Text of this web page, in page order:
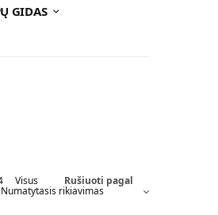
GIDAS
Visus Rušiuoti pagal